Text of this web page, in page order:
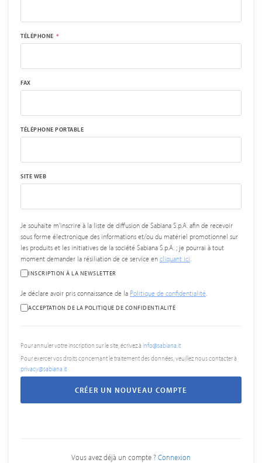
TÉLÉPHONE
FAX
TÉLÉPHONE PORTABLE
SITE WEB
Je souhaite m'inscrire à la liste de diffusion de Sabiana S.p.A. afin de recevoir
sous forme électronique des informations et/ou du matériel promotionnel sur
les produits et les initiatives de la société Sabiana S.p.A. ; je pourrai à tout
moment demander la résiliation de ce service encliquant ici
INSCRIPTION À LA NEWSLETTER
Je déclare avoir pris connaissance de la Politique de confidentialité
ACCEPTATION DE LA POLITIQUE DE CONFIDENTIALITÉ
Pour annuler votre inscription sur le site, écrivez à info@sabiana.it
Pour exercer vos droits concernant le traitement des données, veuillez nous contacter à
privacy@sabiana.it
Vous avez déjà un compte ?Connexion